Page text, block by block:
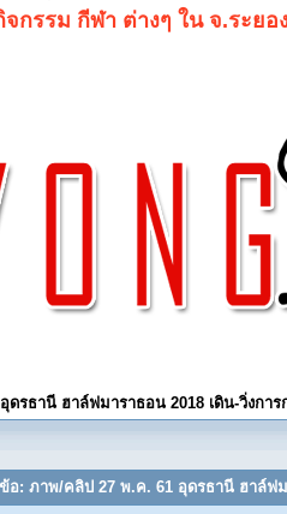
กรรม กีฬา ต่างๆ ใน จ.ระยอ
รธานี ฮาล์ฟมาราธอน 2018 เดิน-วิ่งการ
อ: ภาพ/คลิป 27 พ.ค. 61 อุดรธานี ฮาล์ฟม